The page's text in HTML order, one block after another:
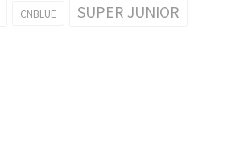
CNBLUE SUPER JUNIOR